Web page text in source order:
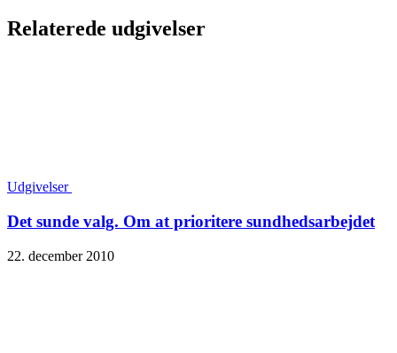
Relaterede udgivelser
Udgivelser
Det sunde valg. Om at prioritere sundhedsarbejdet
22. december 2010